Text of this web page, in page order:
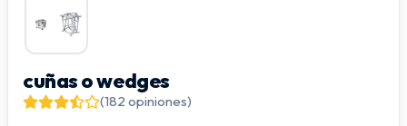
cuñas o wedges
(182 opiniones)